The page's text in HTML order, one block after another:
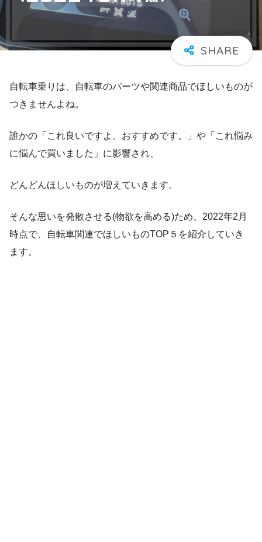
自転車乗りは、自転車のパーツや関連商品でほしいものが
つきませんよね。
誰かの「これ良いですよ。おすすめです。」や「これ悩み
に悩んで買いました」に影響され、
どんどんほしいものが増えていきます。
そんな思いを発散させる(物欲を高める)ため、2022年2月
時点で、自転車関連でほしいものTOP５を紹介していき
ます。